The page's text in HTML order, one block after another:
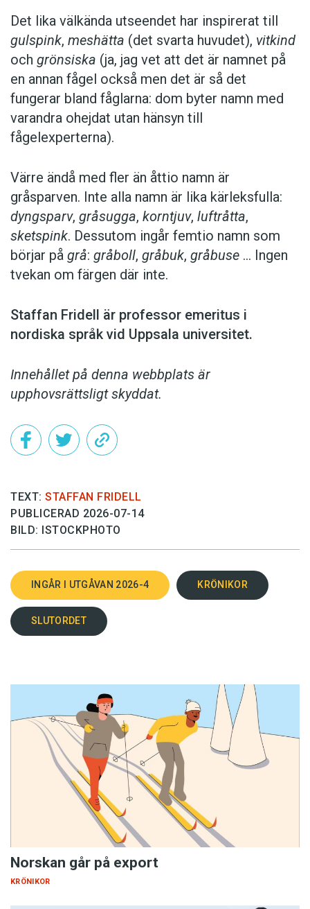
Det lika välkända utseendet har inspirerat till
gulspink, meshätta (det svarta huvudet), vitkind
och grönsiska (ja, jag vet att det är namnet på
en ­annan fågel också men det är så det
fungerar bland fåglarna: dom byter namn med
var­andra ohejdat utan hänsyn till
fågelexperterna).
Värre ändå med fler än åttio namn är
gråsparven. Inte alla namn är lika kärleks­fulla:
dyngsparv, gråsugga, korntjuv, luftråtta,
sketspink. Dessutom ingår femtio namn som
börjar på grå: gråboll, gråbuk, gråbuse … Ingen
tvekan om färgen där inte.
Staffan Fridell är ­professor ­emeritus i
nordiska språk vid ­Uppsala universitet.
Innehållet på denna webbplats är
upphovsrättsligt skyddat.
TEXT: STAFFAN FRIDELL
PUBLICERAD 2026-07-14
BILD: ISTOCKPHOTO
INGÅR I UTGÅVAN 2026-4 KRÖNIKOR
SLUTORDET
Norskan går på export
KRÖNIKOR